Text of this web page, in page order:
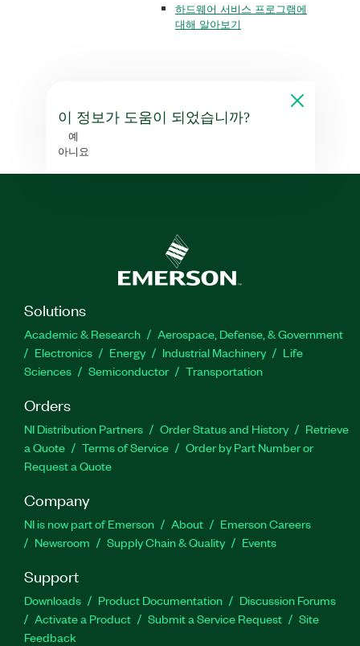
하드웨어 서비스 프로그램에
대해 알아보기
이 정보가 도움이 되었습니까?
예
아니요
Solutions
Academic & Research
Aerospace, Defense, & Government
Electronics
Energy Industrial Machinery
Life
Sciences
Semiconductor Transportation
Orders
NI Distribution Partners Order Status and History
Retrieve
a Quote
Terms of Service
Order by Part Number or
Request a Quote
Company
NI is now part of Emerson About
Emerson Careers
Newsroom
Supply Chain & Quality Events
Support
Downloads Product Documentation
Discussion Forums
Activate a Product
Submit a Service Request
Site
Feedback